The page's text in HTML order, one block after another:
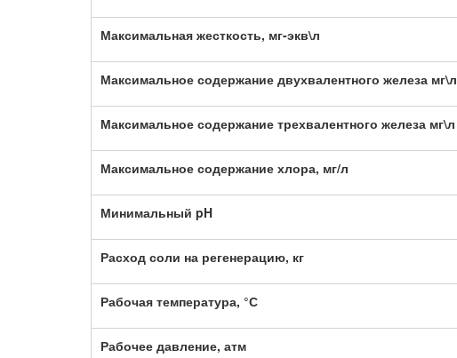
Максимальная жесткость, мг-экв\л
Максимальное содержание двухвалентного железа мг\л
Максимальное содержание трехвалентного железа мг\л
Максимальное содержание хлора, мг/л
Минимальный pH
Расход соли на регенерацию, кг
Рабочая температура, °С
Рабочее давление, атм